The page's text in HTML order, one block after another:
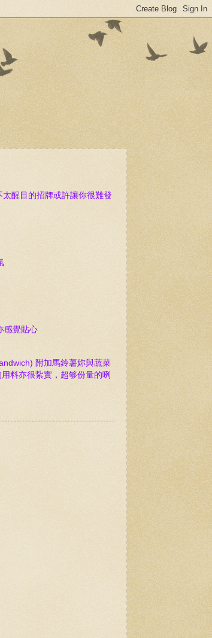
太醒目的招牌或許讓你很難發
感覺貼心
附加馬鈴薯妳與蔬菜
料亦很紥實，超够份量的咧